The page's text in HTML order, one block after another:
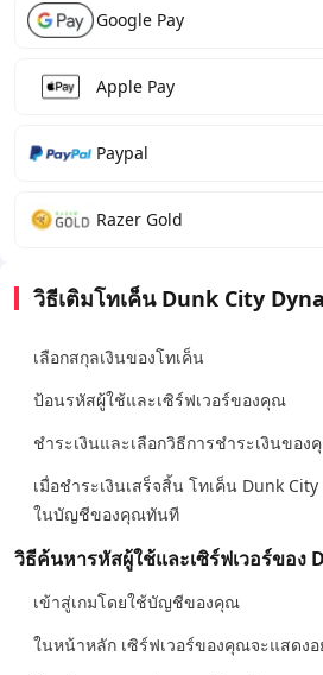
Google Pay
Apple Pay
Paypal
Razer Gold
วิธีเติมโทเค็น Dunk City
เลือกสกุลเงินของโทเค็น
ป้อนรหัสผู้ใช้และเซิร์ฟเวอร์ของคุณ
ชำระเงินและเลือกวิธีการชำระเงินของ
เมื่อชำระเงินเสร็จสิ้น โทเค็น Dunk
ในบัญชีของคุณทันที
วิธีค้นหารหัสผู้ใช้และเซิร์ฟเวอร์ของ
เข้าสู่เกมโดยใช้บัญชีของคุณ
ในหน้าหลัก เซิร์ฟเวอร์ของคุณจะแสดงอ